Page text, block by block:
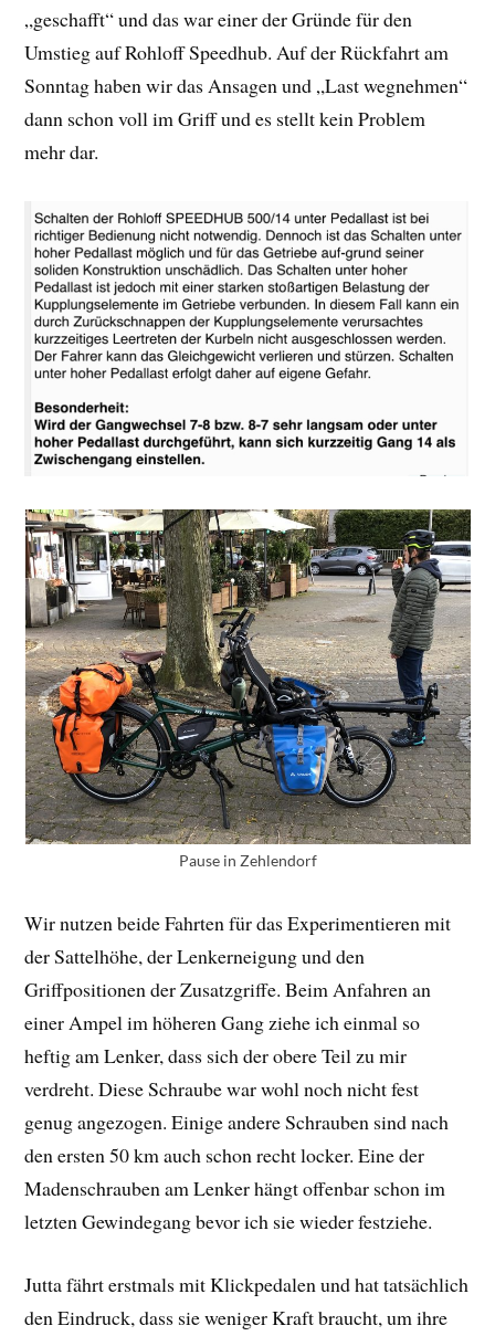
„geschafft“ und das war einer der Gründe für den
Umstieg auf Rohloff Speedhub. Auf der Rückfahrt am
Sonntag haben wir das Ansagen und „Last wegnehmen“
dann schon voll im Griff und es stellt kein Problem
mehr dar.
Pause in Zehlendorf
Wir nutzen beide Fahrten für das Experimentieren mit
der Sattelhöhe, der Lenkerneigung und den
Griffpositionen der Zusatzgriffe. Beim Anfahren an
einer Ampel im höheren Gang ziehe ich einmal so
heftig am Lenker, dass sich der obere Teil zu mir
verdreht. Diese Schraube war wohl noch nicht fest
genug angezogen. Einige andere Schrauben sind nach
den ersten 50 km auch schon recht locker. Eine der
Madenschrauben am Lenker hängt offenbar schon im
letzten Gewindegang bevor ich sie wieder festziehe.
Jutta fährt erstmals mit Klickpedalen und hat tatsächlich
den Eindruck, dass sie weniger Kraft braucht, um ihre